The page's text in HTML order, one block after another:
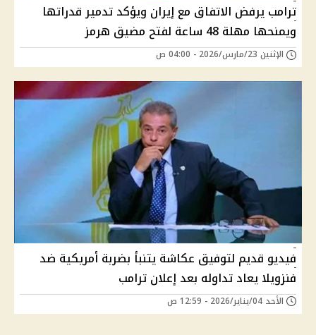
ترامب يرفض الاتفاق مع إيران ويؤكد تدمير قدراتها
ويمنحها مهلة 48 ساعة لفتح مضيق هرمز
الإثنين 23/مارس/2026 - 04:00 ص
فيديو قديم لتوفيق عكاشة يتنبأ بضربة أمريكية ضد
فنزويلا يعاد تداوله بعد إعلان ترامب
الأحد 04/يناير/2026 - 12:59 ص